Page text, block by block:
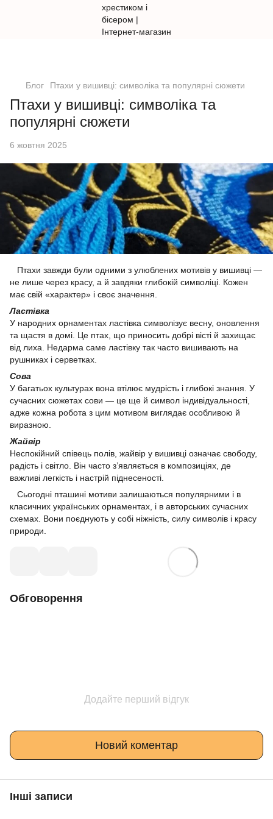
Блог Птахи у вишивці: символіка та популярні сюжети
Птахи у вишивці: символіка та
популярні сюжети
6 жовтня 2025
Птахи завжди були одними з улюблених мотивів у вишивці —
не лише через красу, а й завдяки глибокій символіці. Кожен
має свій «характер» і своє значення.
Ластівка
У народних орнаментах ластівка символізує весну, оновлення
та щастя в домі. Це птах, що приносить добрі вісті й захищає
від лиха. Недарма саме ластівку так часто вишивають на
рушниках і серветках.
Сова
У багатьох культурах вона втілює мудрість і глибокі знання. У
сучасних сюжетах сови — це ще й символ індивідуальності,
адже кожна робота з цим мотивом виглядає особливою й
виразною.
Жайвір
Неспокійний співець полів, жайвір у вишивці означає свободу,
радість і світло. Він часто з’являється в композиціях, де
важливі легкість і настрій піднесеності.
Сьогодні пташині мотиви залишаються популярними і в
класичних українських орнаментах, і в авторських сучасних
схемах. Вони поєднують у собі ніжність, силу символів і красу
природи.
Обговорення
Додайте перший відгук
Новий коментар
Інші записи